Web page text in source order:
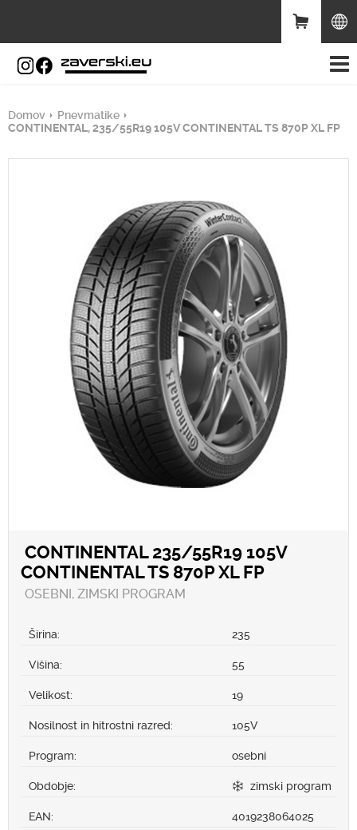
Domov
Pnevmatike
CONTINENTAL, 235/55R19 105V CONTINENTAL TS 870P XL FP
CONTINENTAL 235/55R19 105V
CONTINENTAL TS 870P XL FP
OSEBNI, ZIMSKI PROGRAM
Širina: 235
Višina: 55
Velikost: 19
Nosilnost in hitrostni razred: 105V
Program: osebni
Obdobje: zimski program
EAN: 4019238064025